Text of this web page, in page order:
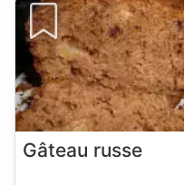
Gâteau russe